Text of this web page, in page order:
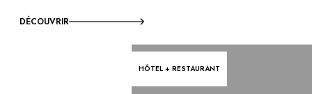
DÉCOUVRIR
HÔTEL + RESTAURANT